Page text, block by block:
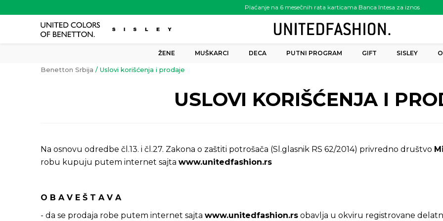
Plaćanje na 6 mesečnih rata karticama Banca Intesa za iznos
preko 6.000.00 rsd
ŽENE MUŠKARCI DECA PUTNI PROGRAM GIFT SISLEY
Benetton Srbija Uslovi korišćenja i prodaje
USLOVI KORIŠĆENJA I
Na osnovu odredbe čl.13. i čl.27. Zakona o zaštiti potrošača (Sl.glasnik RS 62/2014) privredno društvo
robu kupuju putem internet sajta www.unitedfashion.rs
O B A V E Š T A V A
- da se prodaja robe putem internet sajta www.unitedfashion.rs obavlja u okviru registrovane